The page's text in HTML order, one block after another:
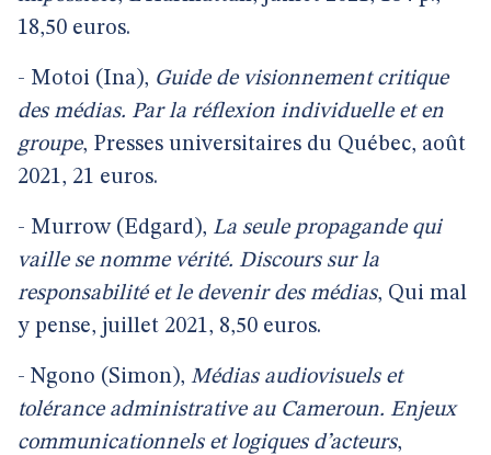
18,50 euros.
- Motoi (Ina), Guide de visionnement critique
des médias. Par la réflexion individuelle et en
groupe, Presses universitaires du Québec, août
2021, 21 euros.
- Murrow (Edgard), La seule propagande qui
vaille se nomme vérité. Discours sur la
responsabilité et le devenir des médias, Qui mal
y pense, juillet 2021, 8,50 euros.
- Ngono (Simon), Médias audiovisuels et
tolérance administrative au Cameroun. Enjeux
communicationnels et logiques d’acteurs,